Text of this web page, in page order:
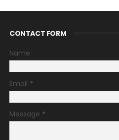
CONTACT FORM
Name
Email *
Message *